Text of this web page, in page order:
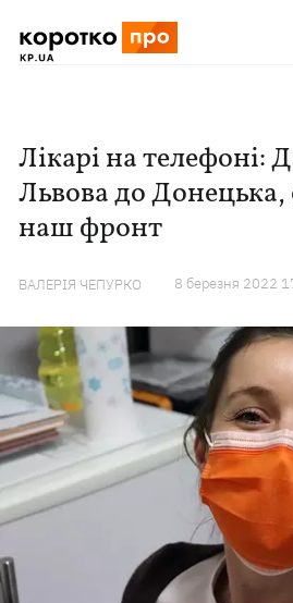
Лікарі на телефоні:
Львова до Донецька,
наш фронт
ВАЛЕРІЯ ЧЕПУРКО 8 березня 2022